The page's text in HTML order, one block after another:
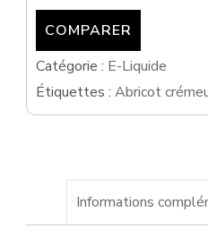
COMPARER
Catégorie : E-Liquide
Étiquettes : Abricot
Informations